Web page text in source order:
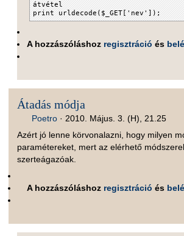
átvétel
print urldecode($_GET['nev']);
A hozzászóláshoz regisztráció és
Átadás módja
Poetro · 2010. Május. 3. (H), 21.25
Azért jó lenne körvonalazni, hogy milyen
paramétereket, mert az elérhető
szerteágazóak.
A hozzászóláshoz regisztráció és